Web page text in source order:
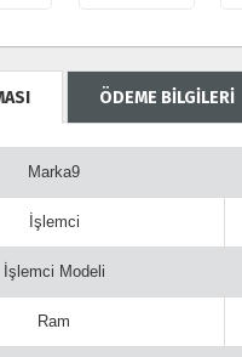
ÖDEME BİLGİLERİ
Marka9
İşlemci
İşlemci Modeli
Ram